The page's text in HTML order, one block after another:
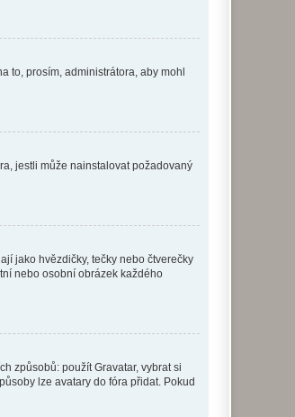
to, prosím, administrátora, aby mohl
jestli může nainstalovat požadovaný
jako hvězdičky, tečky nebo čtverečky
nebo osobní obrázek každého
způsobů: použít Gravatar, vybrat si
lze avatary do fóra přidat. Pokud